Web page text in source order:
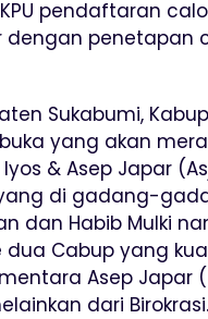
pendaftaran
dengan penetapan
Sukabumi,
yang akan
& Asep Japar
di gadang-
dan Habib Mulki
dua Cabup yang
Asep Japar
dari Birokrasi.